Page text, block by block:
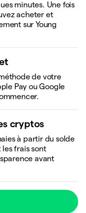
minutes. Une fois
acheter et
sur Young
de votre
Pay ou Google
cryptos
à partir du solde
frais sont
avant